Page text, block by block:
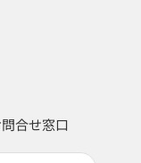
合せ窓口